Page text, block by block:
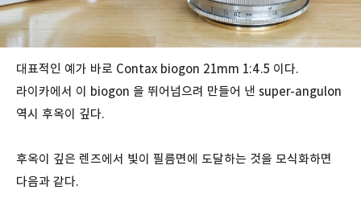
대표적인 예가 바로 Contax biogon 21mm 1:4.5 이다.
라이카에서 이 biogon 을 뛰어넘으려 만들어 낸 super-angulon
역시 후옥이 깊다.
후옥이 깊은 렌즈에서 빛이 필름면에 도달하는 것을 모식화하면
다음과 같다.